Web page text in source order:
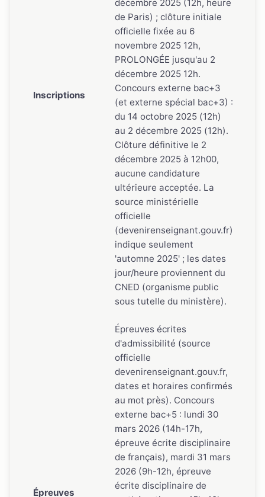
Inscriptions
décembre 2025 (12h, heure
de Paris) ; clôture initiale
officielle fixée au 6
novembre 2025 12h,
PROLONGÉE jusqu'au 2
décembre 2025 12h.
Concours externe bac+3
(et externe spécial bac+3) :
du 14 octobre 2025 (12h)
au 2 décembre 2025 (12h).
Clôture définitive le 2
décembre 2025 à 12h00,
aucune candidature
ultérieure acceptée. La
source ministérielle
officielle
(devenirenseignant.gouv.fr)
indique seulement
'automne 2025' ; les dates
jour/heure proviennent du
CNED (organisme public
sous tutelle du ministère).
Épreuves
Épreuves écrites
d'admissibilité (source
officielle
devenirenseignant.gouv.fr,
dates et horaires confirmés
au mot près). Concours
externe bac+5 : lundi 30
mars 2026 (14h-17h,
épreuve écrite disciplinaire
de français), mardi 31 mars
2026 (9h-12h, épreuve
écrite disciplinaire de